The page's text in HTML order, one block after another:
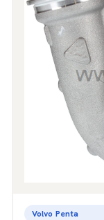
Volvo Penta